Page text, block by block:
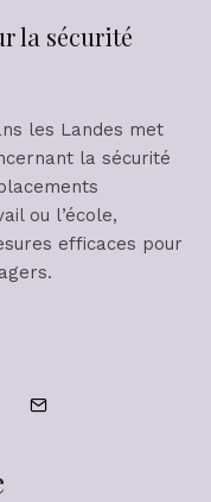
la sécurité
les Landes met
la sécurité
ou l’école,
efficaces pour